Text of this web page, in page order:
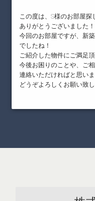
この度は、S様のお部屋
ありがとうございました！
今回のお部屋ですが、新
でしたね！
ご紹介した物件にご満足
今後お困りのことや、ご
連絡いただければと思いま
どうぞよろしくお願い致し